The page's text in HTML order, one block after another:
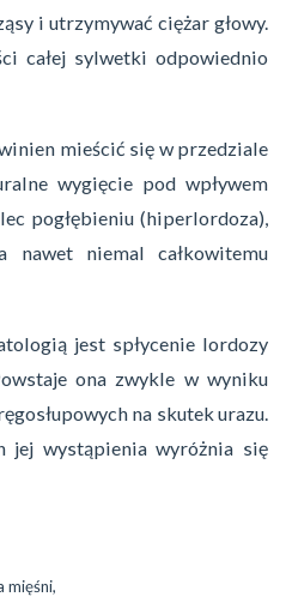
i utrzymywać ciężar głowy.
całej sylwetki odpowiednio
mieścić się w przedziale
wygięcie pod wpływem
pogłębieniu (hiperlordoza),
nawet niemal całkowitemu
jest spłycenie lordozy
ona zwykle w wyniku
na skutek urazu.
jej wystąpienia wyróżnia się
mięśni,